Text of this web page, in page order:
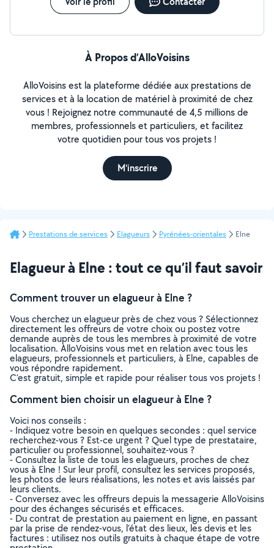
À Propos d’AlloVoisins
AlloVoisins est la plateforme dédiée aux prestations de
services et à la location de matériel à proximité de chez
vous ! Rejoignez notre communauté de 4,5 millions de
membres, professionnels et particuliers, et facilitez
votre quotidien pour tous vos projets !
M'inscrire
Prestations de services Elagueurs Pyrénées-orientales Elne
Elagueur à Elne : tout ce qu’il faut savoir
Comment trouver un elagueur à Elne ?
Vous cherchez un elagueur près de chez vous ? Sélectionnez
directement les offreurs de votre choix ou postez votre
demande auprès de tous les membres à proximité de votre
localisation. AlloVoisins vous met en relation avec tous les
elagueurs, professionnels et particuliers, à Elne, capables de
vous répondre rapidement.
C’est gratuit, simple et rapide pour réaliser tous vos projets !
Comment bien choisir un elagueur à Elne ?
Voici nos conseils :
- Indiquez votre besoin en quelques secondes : quel service
recherchez-vous ? Est-ce urgent ? Quel type de prestataire,
particulier ou professionnel, souhaitez-vous ?
- Consultez la liste de tous les elagueurs, proches de chez
vous à Elne ! Sur leur profil, consultez les services proposés,
les photos de leurs réalisations, les notes et avis laissés par
leurs clients.
- Conversez avec les offreurs depuis la messagerie AlloVoisins
pour des échanges sécurisés et efficaces.
- Du contrat de prestation au paiement en ligne, en passant
par la prise de rendez-vous, l’état des lieux, les devis et les
factures : utilisez nos outils gratuits à chaque étape de votre